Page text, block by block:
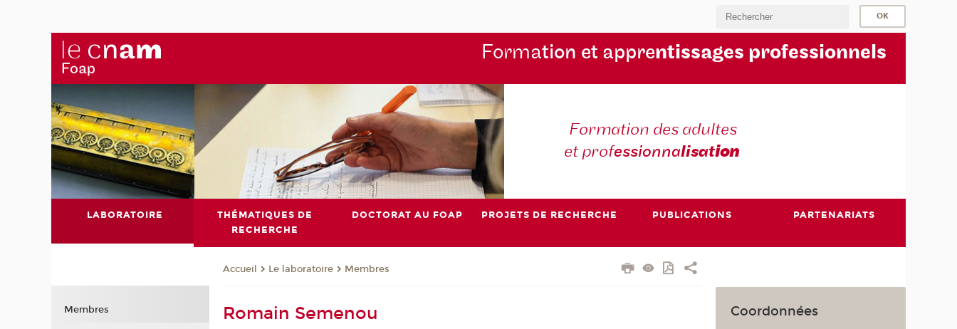
Formation et apprentissages professionnels
Formation des adultes
et professionnalisation
LABORATOIRE
THÉMATIQUES DE
RECHERCHE
DOCTORAT AU FOAP PROJETS DE RECHERCHE PUBLICATIONS PARTENARIATS
Accueil Le laboratoire Membres
Romain Semenou Coordonnées
Membres